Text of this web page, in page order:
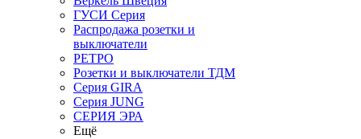
ГУСИ Серия
Распродажа розетки и
выключатели
РЕТРО
Розетки и выключатели ТДМ
Серия GIRA
Серия JUNG
СЕРИЯ ЭРА
Ещё